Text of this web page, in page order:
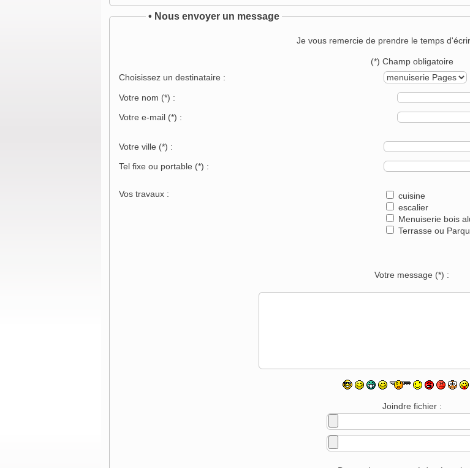
• Nous envoyer un message
Je vous remercie de prendre le temps
(*) Champ obligatoire
Choisissez un destinataire :
Votre nom (*) :
Votre e-mail (*) :
Votre ville (*) :
Tel fixe ou portable (*) :
Vos travaux :
cuisine
escalier
Menuiserie bois
Terrasse ou
Votre message (*) :
Joindre fichier :